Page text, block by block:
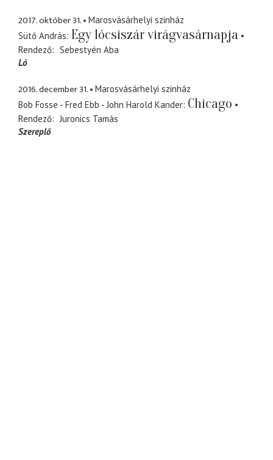
2017. október 31.
Marosvásárhelyi szinház
Sütő András Egy lócsiszár virágvasárnapja
Rendező
Sebestyén Aba
Ló
2016. december 31.
Marosvásárhelyi szinház
Bob Fosse - Fred Ebb - John Harold Kander Chicago
Rendező
Juronics Tamás
Szereplő